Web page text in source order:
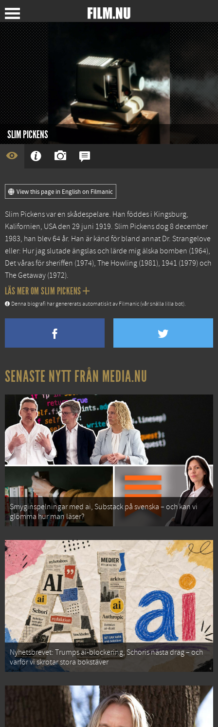
SLIM PICKENS
View this page in English on Filmanic
Slim Pickens var en skådespelare. Han föddes i Kingsburg,
Kalifornien, USA den 29 juni 1919. Slim Pickens dog 8 december
1983, han blev 64 år. Han är känd för bland annat Dr. Strangelove
eller: Hur jag slutade ängslas och lärde mig älska bomben (1964),
Det våras för sheriffen (1974), The Howling (1981), 1941 (1979) och
The Getaway (1972).
LÄS MER OM SLIM PICKENS
Denna biografi har genererats automatiskt av Filmanic (vår snälla lilla bot).
SENASTE NYTT FRÅN MEDIA.NU
Smyginspelningar med ai, Substack på svenska – och kan vi
glömma hur man läser?
Nyhetsbrevet: Trumps ai-blockering, Schoris nästa drag – och
varför vi skrotar stora bokstäver